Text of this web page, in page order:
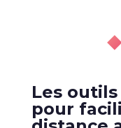
Les
pour